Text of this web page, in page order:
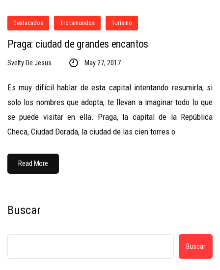
Destacados Trotamundos Turismo
Praga: ciudad de grandes encantos
Svelty De Jesus May 27, 2017
Es muy difícil hablar de esta capital intentando resumirla, si
solo los nombres que adopta, te llevan a imaginar todo lo que
se puede visitar en ella. Praga, la capital de la República
Checa, Ciudad Dorada, la ciudad de las cien torres o
Read More
Buscar
Buscar